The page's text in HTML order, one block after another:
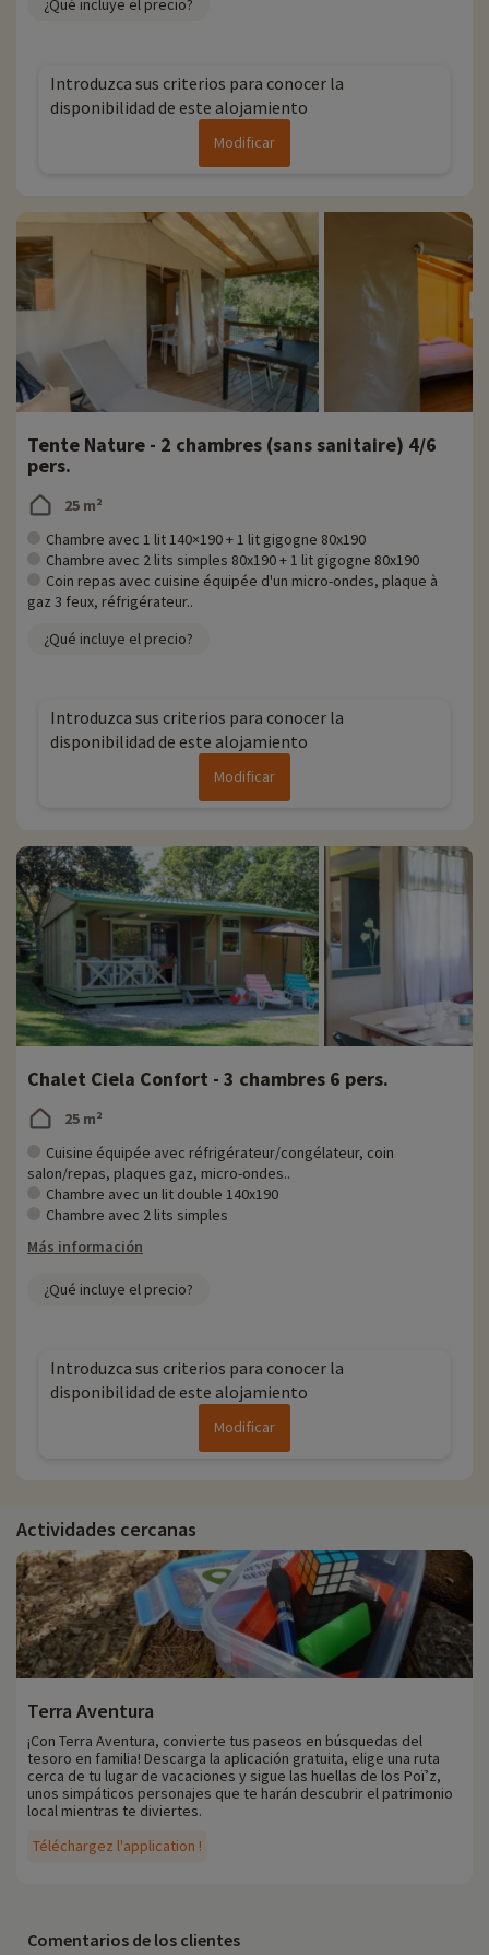
¿Qué incluye el precio?
Introduzca sus criterios para conocer la
disponibilidad de este alojamiento
Modificar
Tente Nature - 2 chambres (sans sanitaire) 4/6
pers.
25 m²
Chambre avec 1 lit 140×190 + 1 lit gigogne 80x190
Chambre avec 2 lits simples 80x190 + 1 lit gigogne 80x190
Coin repas avec cuisine équipée d'un micro-ondes, plaque à
gaz 3 feux, réfrigérateur..
¿Qué incluye el precio?
Introduzca sus criterios para conocer la
disponibilidad de este alojamiento
Modificar
Chalet Ciela Confort - 3 chambres 6 pers.
25 m²
Cuisine équipée avec réfrigérateur/congélateur, coin
salon/repas, plaques gaz, micro-ondes..
Chambre avec un lit double 140x190
Chambre avec 2 lits simples
Más información
¿Qué incluye el precio?
Introduzca sus criterios para conocer la
disponibilidad de este alojamiento
Modificar
Actividades cercanas
Terra Aventura
Téléchargez l'application !
¡Con Terra Aventura, convierte tus paseos en búsquedas del
tesoro en familia! Descarga la aplicación gratuita, elige una ruta
cerca de tu lugar de vacaciones y sigue las huellas de los Poï’z,
unos simpáticos personajes que te harán descubrir el patrimonio
local mientras te diviertes.
Comentarios de los clientes